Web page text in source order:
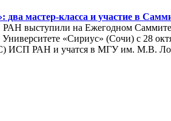
мастер-класса и участие в
РАН выступили на Ежегодном
«Сириус» (Сочи) с 28
ИСП РАН и учатся в МГУ им. М.В.